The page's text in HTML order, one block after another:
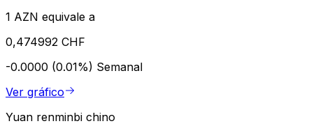
1 AZN equivale a
0,474992 CHF
-0.0000 (0.01%) Semanal
Ver gráfico
Yuan renminbi chino